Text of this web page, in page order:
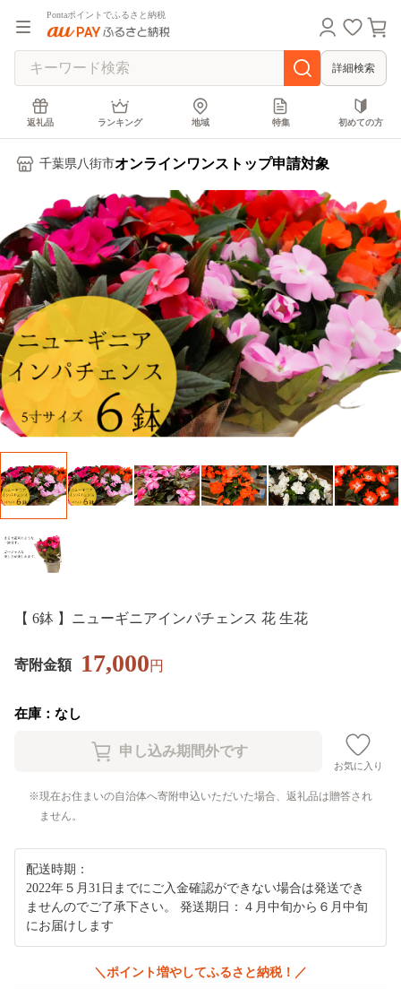
Pontaポイントでふるさと納税
詳細検索
返礼品 ランキング 地域 特集 初めての方
千葉県八街市オンラインワンストップ申請対象
【 6鉢 】ニューギニアインパチェンス 花 生花
寄附金額 17,000円
在庫：なし
お気に入り
現在お住まいの自治体へ寄附申込いただいた場合、返礼品は贈答され
ません。
配送時期：
2022年５月31日までにご入金確認ができない場合は発送でき
ませんのでご了承下さい。 発送期日：４月中旬から６月中旬
にお届けします
＼ポイント増やしてふるさと納税！／